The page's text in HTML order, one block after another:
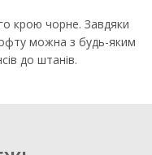
крою чорне. Завдяки
можна з будь-яким
до штанів.